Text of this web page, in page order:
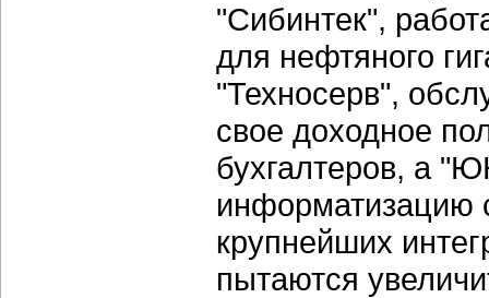
"Сибинтек",
для нефтяного
"Техносерв",
свое доходное
бухгалтеров, а
крупнейших
пытаются